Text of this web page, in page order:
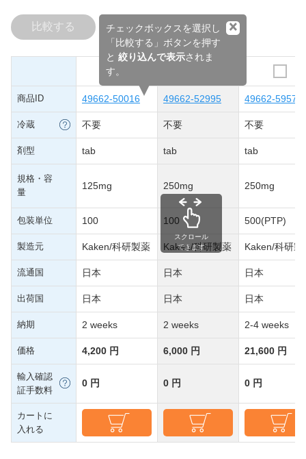
チェックボックスを選択し
「比較する」ボタンを押す
と 絞り込んで表示されま
す。
×
比較する
商品ID 49662-50016 49662-52995 49662-59579
冷蔵 不要 不要 不要
剤型 tab tab tab
規格・容
量
125mg 250mg 250mg
包装単位 100 100 500(PTP)
製造元 Kaken/科研製薬 Kaken/科研製薬 Kaken/科研製
流通国 日本 日本 日本
出荷国 日本 日本 日本
納期 2 weeks 2 weeks 2-4 weeks
価格 4,200 円 6,000 円 21,600 円
輸入確認
証手数料
0 円 0 円 0 円
カートに
入れる
スクロール
できます